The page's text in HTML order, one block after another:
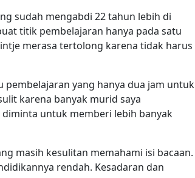
sudah mengabdi 22 tahun lebih di
titik pembelajaran hanya pada satu
merasa tertolong karena tidak harus
pembelajaran yang hanya dua jam untuk
karena banyak murid saya
untuk memberi lebih banyak
masih kesulitan memahami isi bacaan.
rendah. Kesadaran dan